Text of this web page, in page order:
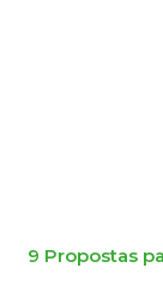
9 Propostas